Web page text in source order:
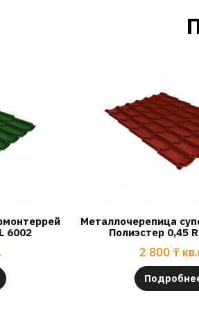
6002
Металлочерепица
Полиэстер 0,45
2 800 ₸